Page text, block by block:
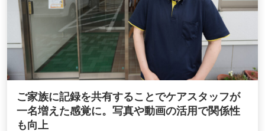
ご家族に記録を共有することでケアスタッフが
一名増えた感覚に。写真や動画の活用で関係性
も向上